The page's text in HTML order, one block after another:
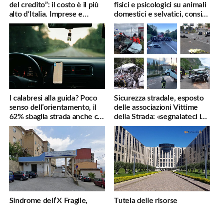
del credito”: il costo è il più
alto d’Italia. Imprese e
famiglie penalizzate
fisici e psicologici su animali
domestici e selvatici, consigli
utili
I calabresi alla guida? Poco
senso dell’orientamento, il
62% sbaglia strada anche col
navigatore
Sicurezza stradale, esposto
delle associazioni Vittime
della Strada: «segnalateci i
pericoli, interverremo
subito»
Sindrome dell’X Fragile,
Tutela delle risorse